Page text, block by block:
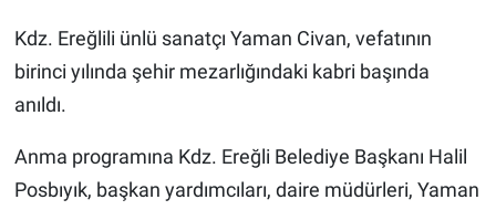
Kdz. Ereğlili ünlü sanatçı Yaman Civan, vefatının
birinci yılında şehir mezarlığındaki kabri başında
anıldı.
Anma programına Kdz. Ereğli Belediye Başkanı Halil
Posbıyık, başkan yardımcıları, daire müdürleri, Yaman